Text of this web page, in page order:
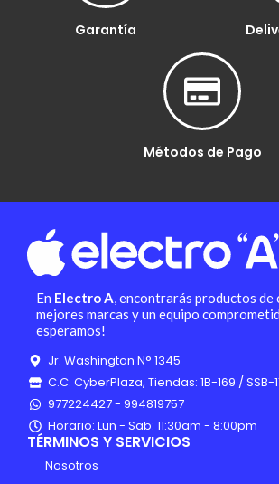
Garantía
Métodos de Pago
En Electro A, encontrarás productos de
mejores marcas y un equipo
esperamos!
Jr. Washington N° 1345
C.C. CyberPlaza, Tiendas: 1B-169 / SSB-
977224427 - 994819757
Horario: Lun - Sab: 11:30am - 8:00pm
TÉRMINOS Y SERVICIOS
Nosotros